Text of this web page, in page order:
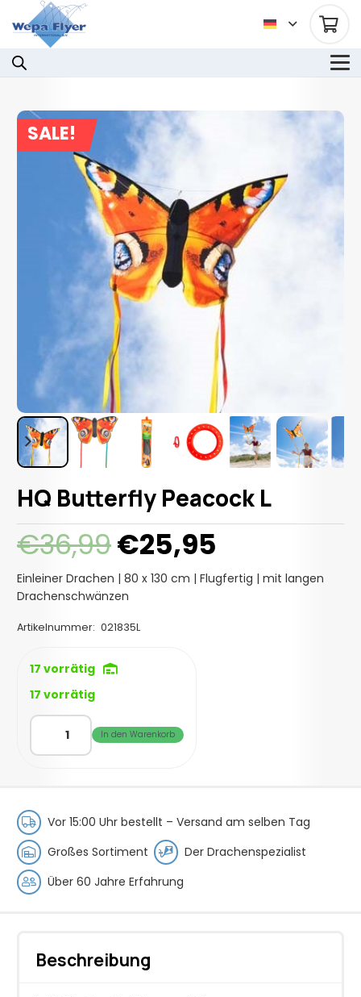
SALE!
HQ Butterfly Peacock L
€36,99Ursprünglicher
Preis
war:
€36,99
€25,95
ist:
€25,95.
Einleiner Drachen | 80 x 130 cm | Flugfertig | mit langen
Drachenschwänzen
Artikelnummer: 021835L
17 vorrätig
17 vorrätig
HQ
Butterfly
Peacock
In den Warenkorb
Vor 15:00 Uhr bestellt – Versand am selben Tag
Großes Sortiment
Der Drachenspezialist
Über 60 Jahre Erfahrung
Beschreibung